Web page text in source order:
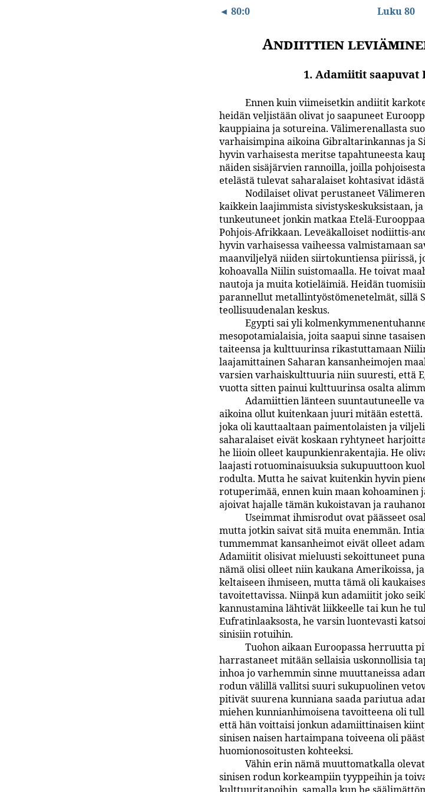
◄ 80:0 Luku 80
Andiittien
1. Adamiitit saapuvat
Ennen kuin viimeisetkin andiitit
heidän veljistään olivat jo saapuneet
kauppiaina ja sotureina. Välimerenallasta
varhaisimpina aikoina Gibraltarinkannas ja
hyvin varhaisesta meritse tapahtuneesta
näiden sisäjärvien rannoilla, joilla
etelästä tulevat saharalaiset kohtasivat
Nodilaiset olivat perustaneet
kaikkein laajimmista sivistyskeskuksistaan,
tunkeutuneet jonkin matkaa Etelä-
Pohjois-Afrikkaan. Leveäkalloiset nodiittis-
hyvin varhaisessa vaiheessa valmistamaan
maanviljelyä niiden siirtokuntiensa piirissä,
kohoavalla Niilin suistomaalla. He toivat
nautoja ja muita kotieläimiä. Heidän
parannellut metallintyöstömenetelmät, sillä
teollisuudenalan keskus.
Egypti sai yli
mesopotamialaisia, joita saapui sinne
taiteensa ja kulttuurinsa rikastuttamaan
laajamittainen Saharan kansanheimojen
varsien varhaiskulttuuria niin suuresti, että
vuotta sitten painui kulttuurinsa osalta
Adamiittien länteen suuntautuneelle
aikoina ollut kuitenkaan juuri mitään
joka oli kauttaaltaan paimentolaisten ja
saharalaiset eivät koskaan ryhtyneet
he liioin olleet kaupunkienrakentajia. He
laajasti rotuominaisuuksia sukupuuttoon
rodulta. Mutta he saivat kuitenkin hyvin
rotuperimää, ennen kuin maan kohoaminen
ajoivat hajalle tämän kukoistavan ja
Useimmat ihmisrodut ovat päässeet
mutta jotkin saivat sitä muita enemmän.
tummemmat kansanheimot eivät olleet
Adamiitit olisivat mieluusti sekoittuneet
nämä olisi olleet niin kaukana Amerikoissa,
keltaiseen ihmiseen, mutta tämä oli
tavoitettavissa. Niinpä kun adamiitit joko
kannustamina lähtivät liikkeelle tai kun he
Eufratinlaaksosta, he varsin luontevasti
sinisiin rotuihin.
Tuohon aikaan Euroopassa herruutta
harrastaneet mitään sellaisia uskonnollisia
inhoa jo varhemmin sinne muuttaneissa
rodun välillä vallitsi suuri sukupuolinen
pitivät suurena kunniana saada pariutua
miehen kunnianhimoisena tavoitteena oli
että hän voittaisi jonkun adamiittinaisen
sinisen naisen hartaimpana toiveena oli
huomionosoitusten kohteeksi.
Vähin erin nämä muuttomatkalla
sinisen rodun korkeampiin tyyppeihin ja